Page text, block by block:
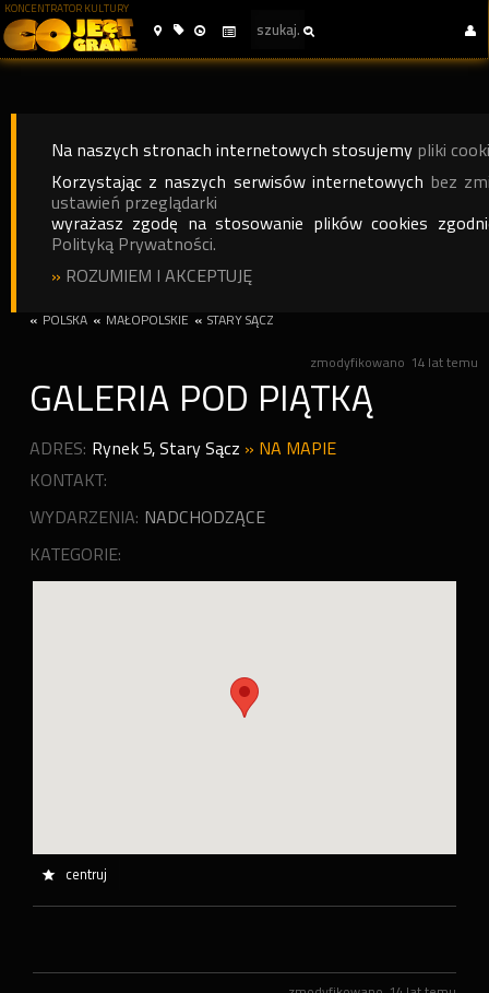
KONCENTRATOR KULTURY
Na naszych stronach internetowych stosujemy pliki
Korzystając z naszych serwisów internetowych bez
ustawień przeglądarki
wyrażasz zgodę na stosowanie plików cookies
Polityką Prywatności.
» ROZUMIEM I AKCEPTUJĘ
« POLSKA « MAŁOPOLSKIE « STARY SĄCZ
zmodyfikowano 14 lat temu
GALERIA POD PIĄTKĄ
ADRES: Rynek 5,Stary Sącz » NA MAPIE
KONTAKT:
WYDARZENIA: NADCHODZĄCE
KATEGORIE:
centruj